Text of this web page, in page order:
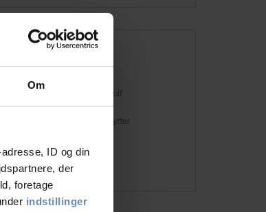
Om
ID og din
der
foretage
indstillinger
Golf
Hytter
Læs mere